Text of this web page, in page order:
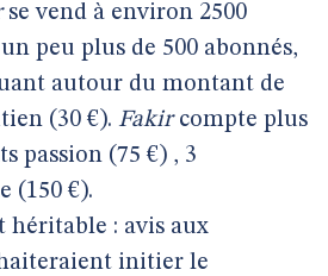
se vend à environ 2500
peu plus de 500 abonnés,
autour du montant de
(30 €). Fakircompte plus
passion (75 €) , 3
(150 €).
héritable : avis aux
initier le